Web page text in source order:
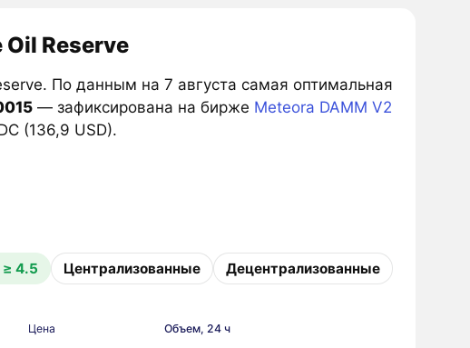
Reserve
По данным на 7 августа самая оптимальная
— зафиксирована на бирже Meteora DAMM V2
(136,9 USD).
≥ 4.5 Централизованные Децентрализованные
Цена Объем, 24 ч